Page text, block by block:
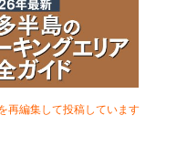
再編集して投稿しています